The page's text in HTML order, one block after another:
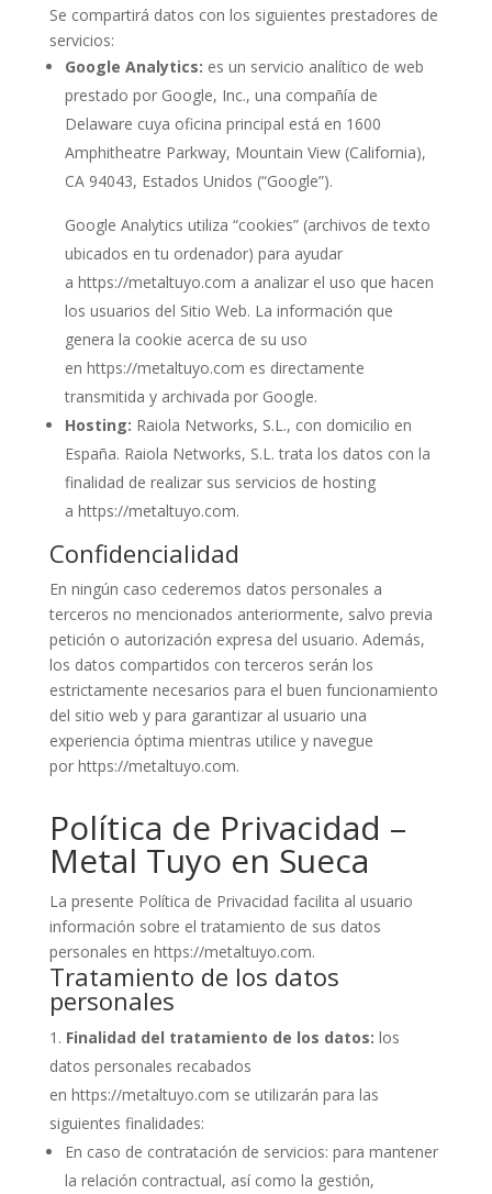
Se compartirá datos con los siguientes prestadores de
servicios:
Google Analytics: es un servicio analítico de web
prestado por Google, Inc., una compañía de
Delaware cuya oficina principal está en 1600
Amphitheatre Parkway, Mountain View (California),
CA 94043, Estados Unidos (“Google”).
Google Analytics utiliza “cookies” (archivos de texto
ubicados en tu ordenador) para ayudar
a https://metaltuyo.com a analizar el uso que hacen
los usuarios del Sitio Web. La información que
genera la cookie acerca de su uso
en https://metaltuyo.com es directamente
transmitida y archivada por Google.
Hosting: Raiola Networks, S.L., con domicilio en
España. Raiola Networks, S.L. trata los datos con la
finalidad de realizar sus servicios de hosting
a https://metaltuyo.com.
Confidencialidad
En ningún caso cederemos datos personales a
terceros no mencionados anteriormente, salvo previa
petición o autorización expresa del usuario. Además,
los datos compartidos con terceros serán los
estrictamente necesarios para el buen funcionamiento
del sitio web y para garantizar al usuario una
experiencia óptima mientras utilice y navegue
por https://metaltuyo.com.
Política de Privacidad –
Metal Tuyo en Sueca
La presente Política de Privacidad facilita al usuario
información sobre el tratamiento de sus datos
personales en https://metaltuyo.com.
Tratamiento de los datos
personales
Finalidad del tratamiento de los datos: los
datos personales recabados
en https://metaltuyo.com se utilizarán para las
siguientes finalidades:
En caso de contratación de servicios: para mantener
la relación contractual, así como la gestión,